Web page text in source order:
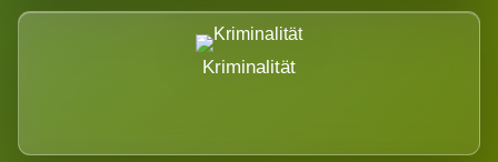
Kriminalität